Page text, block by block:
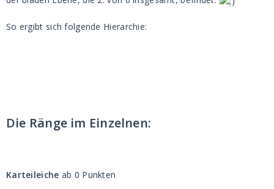
So ergibt sich folgende Hierarchie:
Die Ränge im Einzelnen:
Karteileiche ab 0 Punkten